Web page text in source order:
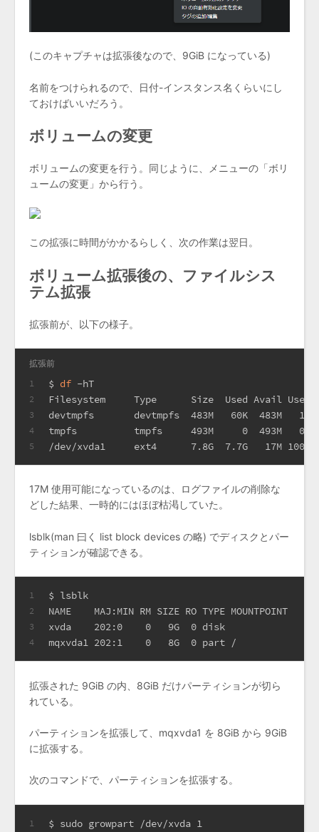
(このキャプチャは拡張後なので、9GiB になっている)
名前をつけられるので、日付-インスタンス名くらいにし
ておけばいいだろう。
ボリュームの変更
ボリュームの変更を行う。同じように、メニューの「ボリ
ュームの変更」から行う。
この拡張に時間がかかるらしく、次の作業は翌日。
ボリューム拡張後の、ファイルシス
テム拡張
拡張前が、以下の様子。
拡張前
1
2
3
4
5
$ df -hT
Filesystem     Type      Size  Used Avail Use%
devtmpfs       devtmpfs  483M   60K  483M   1%
tmpfs          tmpfs     493M     0  493M   0% /
/dev/xvda1     ext4      7.8G  7.7G   17M 100%
17M 使用可能になっているのは、ログファイルの削除な
どした結果、一時的にはほぼ枯渇していた。
lsblk(man 曰く list block devices の略) でディスクとパー
ティションが確認できる。
1
2
3
4
$ lsblk
NAME    MAJ:MIN RM SIZE RO TYPE MOUNTPOINT
xvda    202:0    0   9G  0 disk
mqxvda1 202:1    0   8G  0 part /
拡張された 9GiB の内、8GiB だけパーティションが切ら
れている。
パーティションを拡張して、mqxvda1 を 8GiB から 9GiB
に拡張する。
次のコマンドで、パーティションを拡張する。
1
$ sudo growpart /dev/xvda 1